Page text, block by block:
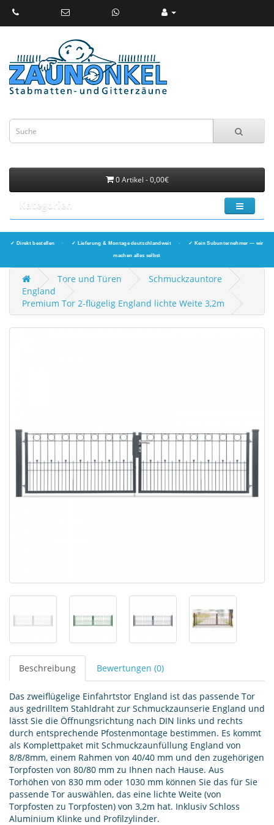
0 Artikel - 0,00€
Kategorien
✓ Direkt bestellen · ✓ Lieferung & Montage deutschlandweit · ✓ Kein Subunternehmer — wir
machen alles selbst
Tore und Türen
Schmuckzauntore
England
Premium Tor 2-flügelig England lichte Weite 3,2m
Beschreibung Bewertungen (0)
Das zweiflügelige Einfahrtstor England ist das passende Tor
aus gedrilltem Stahldraht zur Schmuckzaunserie England und
lässt Sie die Öffnungsrichtung nach DIN links und rechts
durch entsprechende Pfostenmontage bestimmen. Es kommt
als Komplettpaket mit Schmuckzaunfüllung England von
8/8/8mm, einem Rahmen von 40/40 mm und den zugehörigen
Torpfosten von 80/80 mm zu Ihnen nach Hause. Aus
Torhöhen von 830 mm oder 1030 mm können Sie das für Sie
passende Tor auswählen, das eine lichte Weite (von
Torpfosten zu Torpfosten) von 3,2m hat. Inklusiv Schloss
Aluminium Klinke und Profilzylinder.